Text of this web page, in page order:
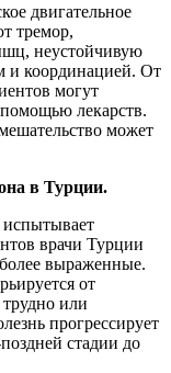
двигательное
тремор,
неустойчивую
и координацией. От
могут
лекарств.
может
в Турции.
врачи Турции
выраженные.
от
трудно или
прогрессирует
стадии до